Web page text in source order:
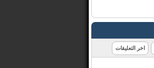
اخر التعليقات